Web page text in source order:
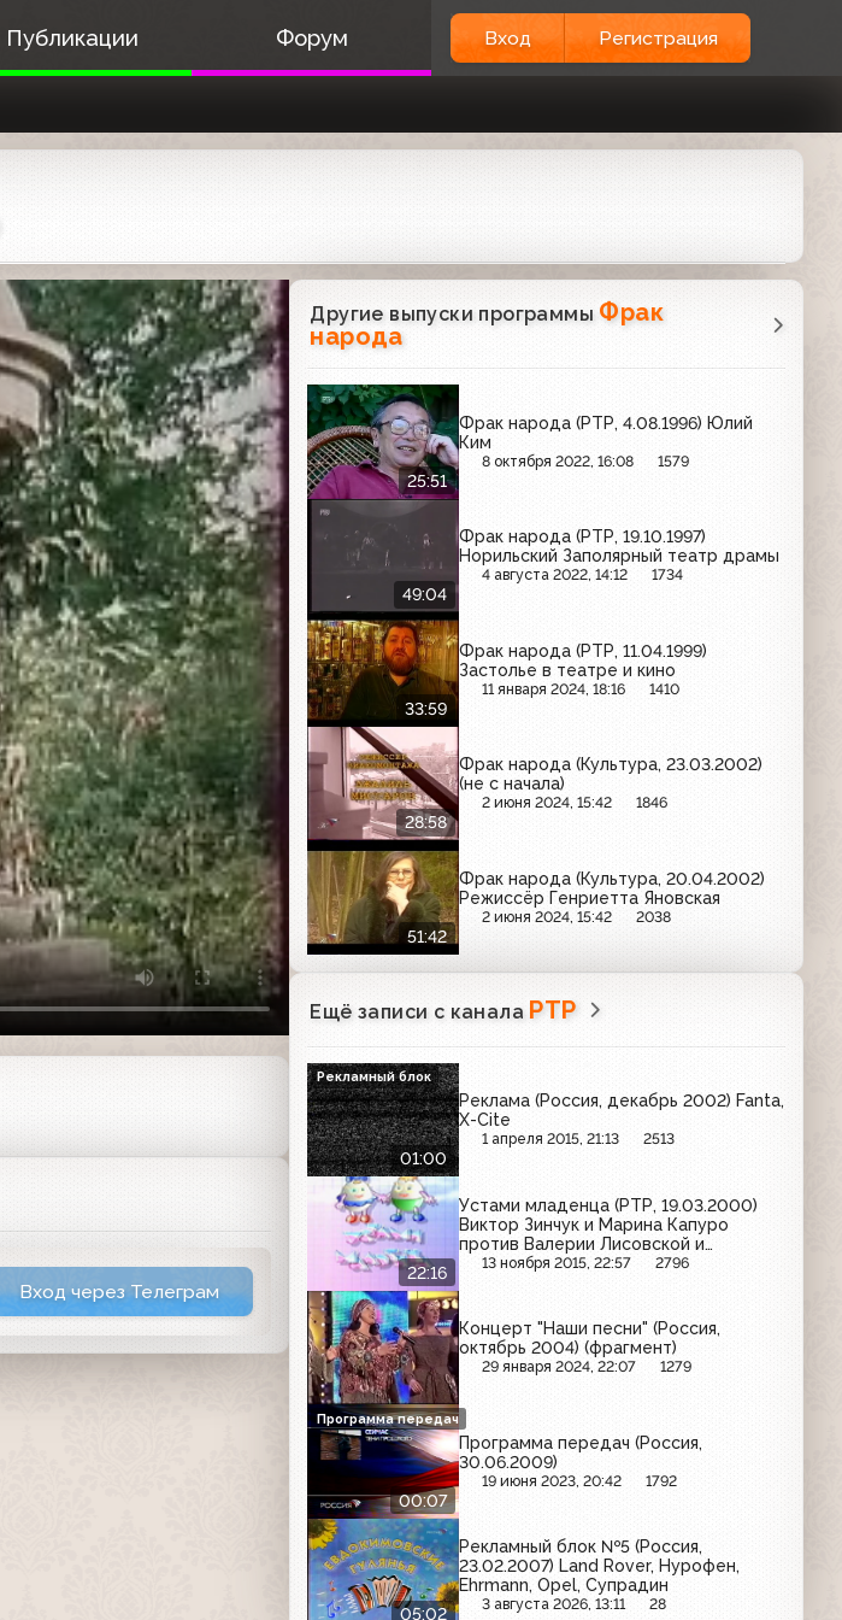
Публикации Форум Вход Регистрация
Вход через Телеграм
Другие выпуски программы Фрак
народа
25:51
Фрак народа (РТР, 4.08.1996) Юлий
Ким
8 октября 2022, 16:08 1579
49:04
Фрак народа (РТР, 19.10.1997)
Норильский Заполярный театр драмы
4 августа 2022, 14:12 1734
33:59
Фрак народа (РТР, 11.04.1999)
Застолье в театре и кино
11 января 2024, 18:16 1410
28:58
Фрак народа (Культура, 23.03.2002)
(не с начала)
2 июня 2024, 15:42 1846
51:42
Фрак народа (Культура, 20.04.2002)
Режиссёр Генриетта Яновская
2 июня 2024, 15:42 2038
Ещё записи с канала РТР
01:00
Реклама (Россия, декабрь 2002) Fanta,
X-Cite
1 апреля 2015, 21:13 2513
Рекламный блок
22:16
Устами младенца (РТР, 19.03.2000)
Виктор Зинчук и Марина Капуро
против Валерии Лисовской и
Владимира Лёвкина
13 ноября 2015, 22:57 2796
Концерт "Наши песни" (Россия,
октябрь 2004) (фрагмент)
29 января 2024, 22:07 1279
00:07
Программа передач (Россия,
30.06.2009)
19 июня 2023, 20:42 1792
Программа передач
05:02
Рекламный блок №5 (Россия,
23.02.2007) Land Rover, Нурофен,
Ehrmann, Opel, Супрадин
3 августа 2026, 13:11 28